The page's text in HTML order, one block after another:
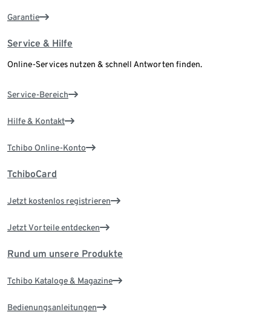
Garantie
Service & Hilfe
Online-Services nutzen & schnell Antworten finden.
Service-Bereich
Hilfe & Kontakt
Tchibo Online-Konto
TchiboCard
Jetzt kostenlos registrieren
Jetzt Vorteile entdecken
Rund um unsere Produkte
Tchibo Kataloge & Magazine
Bedienungsanleitungen